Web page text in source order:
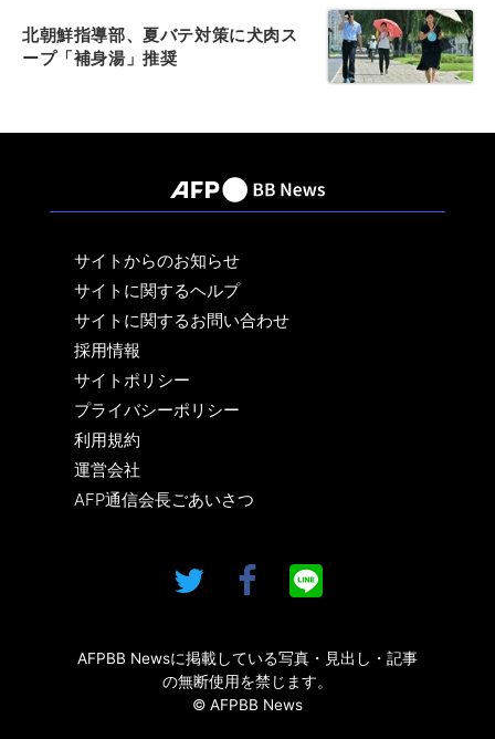
北朝鮮指導部、夏バテ対策に犬肉ス
ープ「補身湯」推奨
サイトからのお知らせ
サイトに関するヘルプ
サイトに関するお問い合わせ
採用情報
サイトポリシー
プライバシーポリシー
利用規約
運営会社
AFP通信会長ごあいさつ
AFPBB Newsに掲載している写真・見出し・記事
の無断使用を禁じます。
© AFPBB News